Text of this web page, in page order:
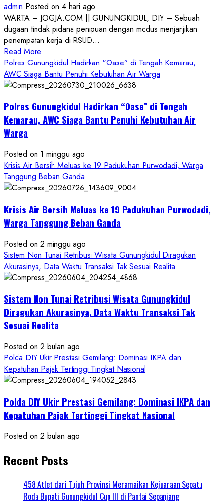
admin Posted on 4 hari ago
WARTA – JOGJA.COM || GUNUNGKIDUL, DIY – Sebuah
dugaan tindak pidana penipuan dengan modus menjanjikan
penempatan kerja di RSUD...
Read More
more
about
Dugaan
Masuk
Kerja
Seret
Oknum
Wartawan
Polres Gunungkidul Hadirkan “Oase” di Tengah Kemarau,
AWC Siaga Bantu Penuhi Kebutuhan Air Warga
Polres Gunungkidul Hadirkan “Oase” di Tengah
Kemarau, AWC Siaga Bantu Penuhi Kebutuhan Air
Warga
Posted on 1 minggu ago
Krisis Air Bersih Meluas ke 19 Padukuhan Purwodadi, Warga
Tanggung Beban Ganda
Krisis Air Bersih Meluas ke 19 Padukuhan Purwodadi,
Warga Tanggung Beban Ganda
Posted on 2 minggu ago
Sistem Non Tunai Retribusi Wisata Gunungkidul Diragukan
Akurasinya, Data Waktu Transaksi Tak Sesuai Realita
Sistem Non Tunai Retribusi Wisata Gunungkidul
Diragukan Akurasinya, Data Waktu Transaksi Tak
Sesuai Realita
Posted on 2 bulan ago
Polda DIY Ukir Prestasi Gemilang: Dominasi IKPA dan
Kepatuhan Pajak Tertinggi Tingkat Nasional
Polda DIY Ukir Prestasi Gemilang: Dominasi IKPA dan
Kepatuhan Pajak Tertinggi Tingkat Nasional
Posted on 2 bulan ago
Recent Posts
458 Atlet dari Tujuh Provinsi Meramaikan Kejuaraan Sepatu
Roda Bupati Gunungkidul Cup III di Pantai Sepanjang